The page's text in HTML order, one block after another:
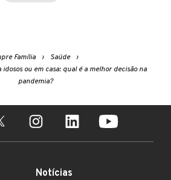
Família
Saúde
ou em casa: qual é a melhor decisão na
pandemia?
Notícias